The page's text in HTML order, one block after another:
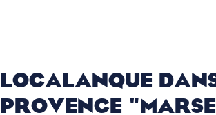
LOCALANQUE
PROVENCE